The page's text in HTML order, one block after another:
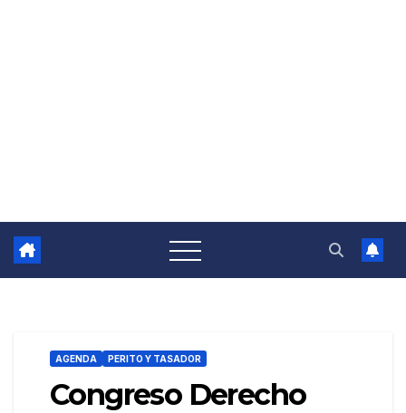
AGENDA PERITO Y TASADOR
Congreso Derecho